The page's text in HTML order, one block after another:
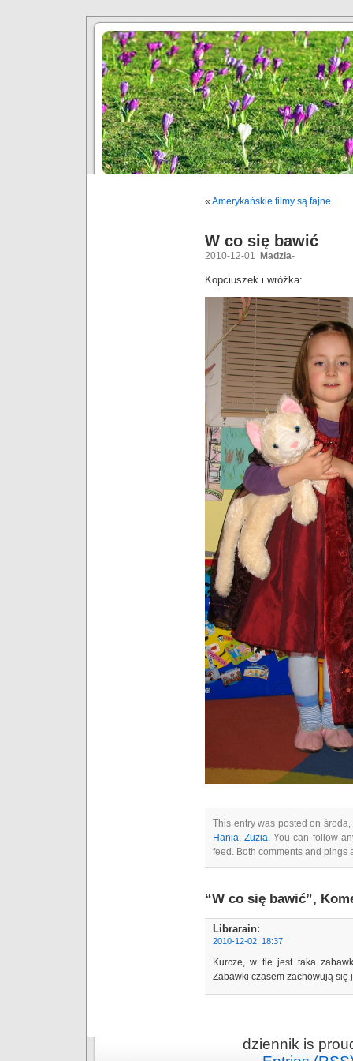
« Amerykańskie filmy są fajne
W co się bawić
2010-12-01 Madzia-
Kopciuszek i wróżka:
This entry was posted on
Hania,Zuzia. You can follow
feed. Both comments and pings
“W co się bawić”,
Librarain:
2010-12-02, 18:37
Kurcze, w tle jest taka
Zabawki czasem zachowują
dziennik is